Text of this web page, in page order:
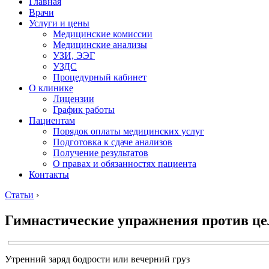
Врачи
Услуги и цены
Медицинские комиссии
Медицинские анализы
УЗИ, ЭЭГ
УЗДС
Процедурный кабинет
О клинике
Лицензии
График работы
Пациентам
Порядок оплаты медицинских услуг
Подготовка к сдаче анализов
Получение результатов
О правах и обязанностях пациента
Контакты
Статьи ›
Гимнастические упражнения против
Утренний заряд бодрости или вечерний груз